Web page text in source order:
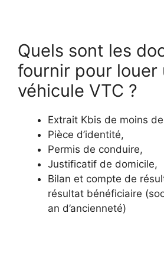
Quels sont les
fournir pour louer
véhicule VTC ?
Extrait Kbis de moins
Pièce d’identité,
Permis de conduire,
Justificatif de domicile,
Bilan et compte de
résultat bénéficiaire
an d’ancienneté)